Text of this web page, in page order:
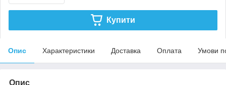
Купити
Опис Характеристики Доставка Оплата Умови
Опис